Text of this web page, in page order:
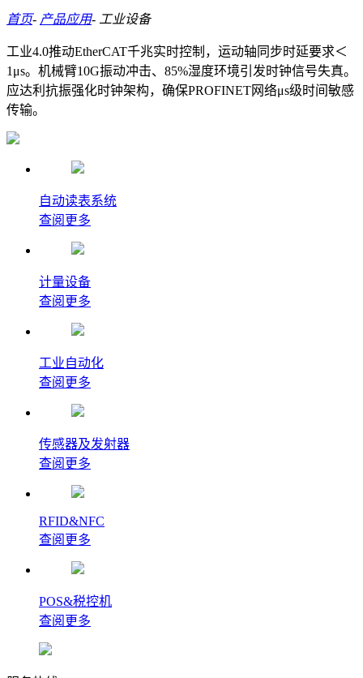
首页- 产品应用- 工业设备
工业4.0推动EtherCAT千兆实时控制，运动轴同步时延要求＜
1μs。机械臂10G振动冲击、85%湿度环境引发时钟信号失真。
应达利抗振强化时钟架构，确保PROFINET网络μs级时间敏感
传输。
自动读表系统
查阅更多
计量设备
查阅更多
工业自动化
查阅更多
传感器及发射器
查阅更多
RFID&NFC
查阅更多
POS&税控机
查阅更多